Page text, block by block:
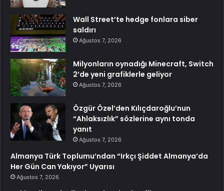
Wall Street’te hedge fonlara siber
saldırı
Ağustos 7, 2026
Milyonların oynadığı Minecraft, Switch
2’de yeni grafiklerle geliyor
Ağustos 7, 2026
Özgür Özel’den Kılıçdaroğlu’nun
“Ahlaksızlık” sözlerine aynı tonda
yanıt
Ağustos 7, 2026
Almanya Türk Toplumu’ndan “Irkçı Şiddet Almanya’da
Her Gün Can Yakıyor” Uyarısı
Ağustos 7, 2026